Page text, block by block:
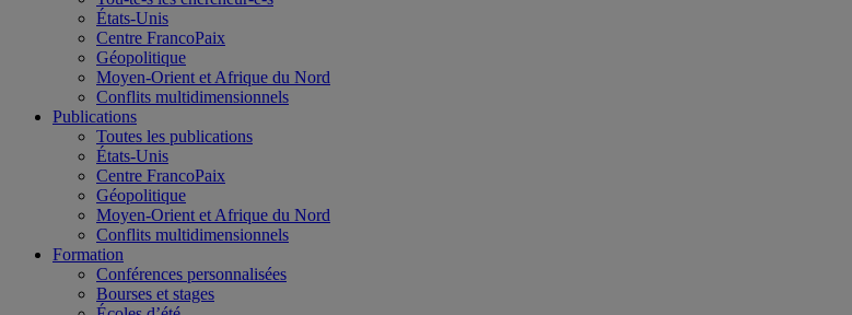
États-Unis
Centre FrancoPaix
Géopolitique
Moyen-Orient et Afrique du Nord
Conflits multidimensionnels
Publications
Toutes les publications
États-Unis
Centre FrancoPaix
Géopolitique
Moyen-Orient et Afrique du Nord
Conflits multidimensionnels
Formation
Conférences personnalisées
Bourses et stages